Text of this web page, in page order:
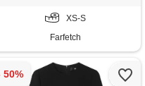
XS-S
Farfetch